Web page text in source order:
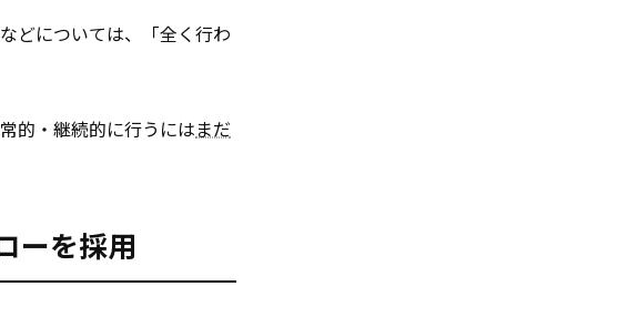
どについては、「全く行わ
的・継続的に行うにはまだ
ーを採用